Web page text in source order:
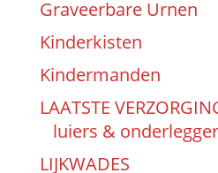
Graveerbare Urnen
Kinderkisten
Kindermanden
LAATSTE
luiers &
LIJKWADES